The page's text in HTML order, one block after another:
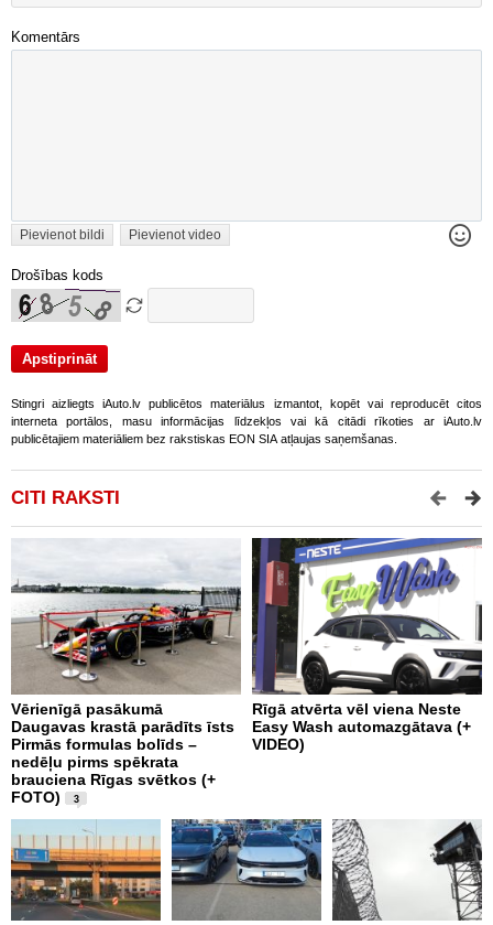
Komentārs
Pievienot bildi Pievienot video
Drošības kods
Stingri aizliegts iAuto.lv publicētos materiālus izmantot, kopēt vai reproducēt citos
interneta portālos, masu informācijas līdzekļos vai kā citādi rīkoties ar iAuto.lv
publicētajiem materiāliem bez rakstiskas EON SIA atļaujas saņemšanas.
CITI RAKSTI
Vērienīgā pasākumā
Daugavas krastā parādīts īsts
Pirmās formulas bolīds –
nedēļu pirms spēkrata
brauciena Rīgas svētkos (+
FOTO)
3
Rīgā atvērta vēl viena Neste
Easy Wash automazgātava (+
VIDEO)